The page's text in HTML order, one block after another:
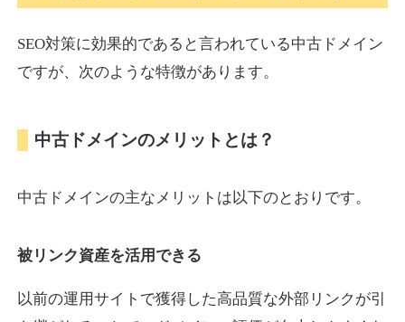
DA37 外部リンク数629 ドメイン年齢1年
10,800円 入札 0件
econopundit.com
外部リンク数 446
SEO対策に効果的であると言われている中古ドメイン
ですが、次のような特徴があります。
中古ドメインのメリットとは？
中古ドメインの主なメリットは以下のとおりです。
被リンク資産を活用できる
以前の運用サイトで獲得した高品質な外部リンクが引